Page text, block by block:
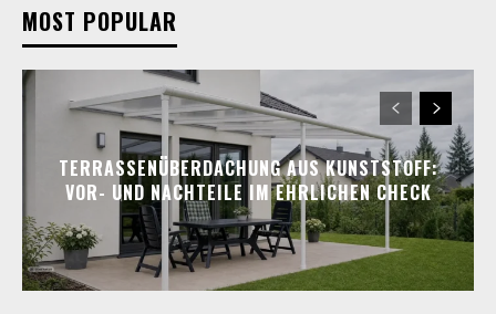
MOST POPULAR
TERRASSENÜBERDACHUNG AUS KUNSTSTOFF:
VOR- UND NACHTEILE IM EHRLICHEN CHECK